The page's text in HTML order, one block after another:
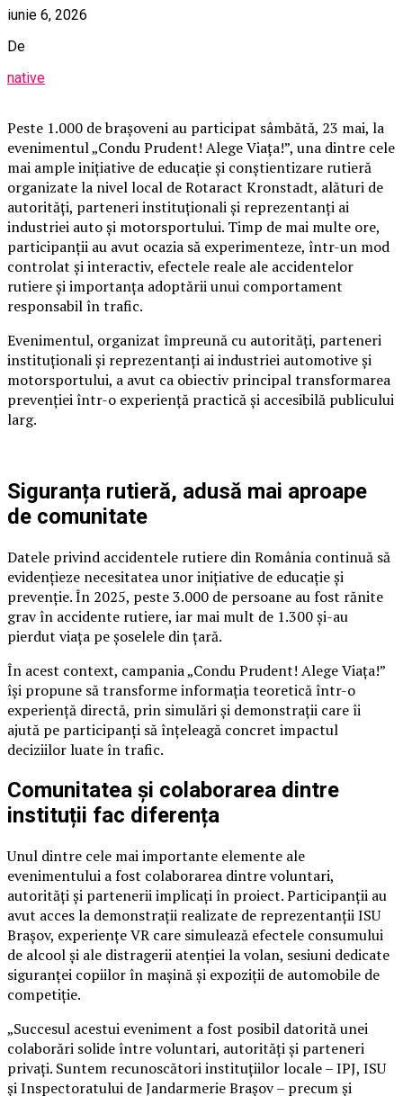
iunie 6, 2026
De
native
Peste 1.000 de brașoveni au participat sâmbătă, 23 mai, la
evenimentul „Condu Prudent! Alege Viața!”, una dintre cele
mai ample inițiative de educație și conștientizare rutieră
organizate la nivel local de Rotaract Kronstadt, alături de
autorități, parteneri instituționali și reprezentanți ai
industriei auto și motorsportului. Timp de mai multe ore,
participanții au avut ocazia să experimenteze, într-un mod
controlat și interactiv, efectele reale ale accidentelor
rutiere și importanța adoptării unui comportament
responsabil în trafic.
Evenimentul, organizat împreună cu autorități, parteneri
instituționali și reprezentanți ai industriei automotive și
motorsportului, a avut ca obiectiv principal transformarea
prevenției într-o experiență practică și accesibilă publicului
larg.
Siguranța rutieră, adusă mai aproape
de comunitate
Datele privind accidentele rutiere din România continuă să
evidențieze necesitatea unor inițiative de educație și
prevenție. În 2025, peste 3.000 de persoane au fost rănite
grav în accidente rutiere, iar mai mult de 1.300 și-au
pierdut viața pe șoselele din țară.
În acest context, campania „Condu Prudent! Alege Viața!”
își propune să transforme informația teoretică într-o
experiență directă, prin simulări și demonstrații care îi
ajută pe participanți să înțeleagă concret impactul
deciziilor luate în trafic.
Comunitatea și colaborarea dintre
instituții fac diferența
Unul dintre cele mai importante elemente ale
evenimentului a fost colaborarea dintre voluntari,
autorități și partenerii implicați în proiect. Participanții au
avut acces la demonstrații realizate de reprezentanții ISU
Brașov, experiențe VR care simulează efectele consumului
de alcool și ale distragerii atenției la volan, sesiuni dedicate
siguranței copiilor în mașină și expoziții de automobile de
competiție.
„Succesul acestui eveniment a fost posibil datorită unei
colaborări solide între voluntari, autorități și parteneri
privați. Suntem recunoscători instituțiilor locale – IPJ, ISU
și Inspectoratului de Jandarmerie Brașov – precum și